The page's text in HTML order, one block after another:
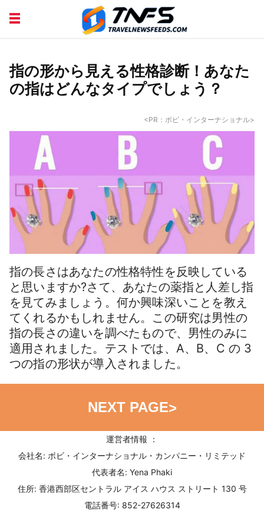
DISCOVER PLACES TIPS AND TRICKS
指の形から見える性格診断！あなた
の指はどんなタイプでしょう？
<PR：ボビ・インターナショナル>
指の長さはあなたの性格特性を反映している
と思いますか?さて、あなたの薬指と人差し指
を見てみましょう。何か興味深いことを教え
てくれるかもしれません。この研究は男性の
指の長さの違いを調べたもので、男性のみに
適用されました。テストでは、A、B、C の 3
つの指の形状が導入されました。
NEXT PAGE>
運営者情報 ：
会社名: ボビ・インターナショナル・カンパニー・リミテッド
代表者名: Yena Phaki
住所: 香港西部区セントラル アイス ハウス ストリート 130 号
電話番号: 852-27626314